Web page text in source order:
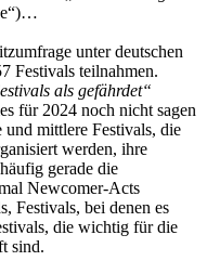
unter deutschen
Festivals teilnahmen.
als gefährdet“
für 2024 noch nicht sagen
und mittlere Festivals, die
werden, ihre
gerade die
Newcomer-Acts
Festivals, bei denen es
die wichtig für die
sind.